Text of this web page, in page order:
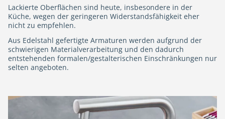
Lackierte Oberflächen sind heute, insbesondere in der
Küche, wegen der geringeren Widerstandsfähigkeit eher
nicht zu empfehlen.
Aus Edelstahl gefertigte Armaturen werden aufgrund der
schwierigen Materialverarbeitung und den dadurch
entstehenden formalen/gestalterischen Einschränkungen nur
selten angeboten.